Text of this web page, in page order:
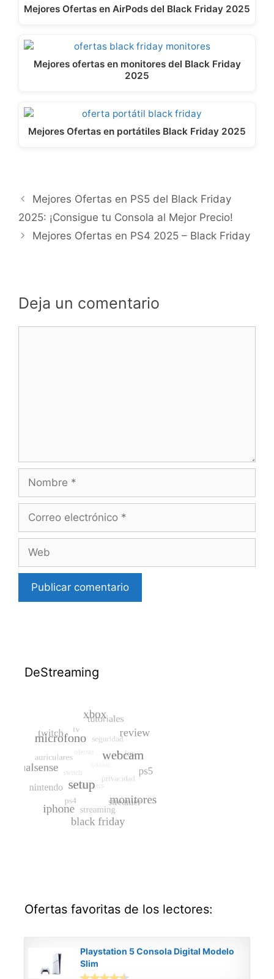
Mejores Ofertas en AirPods del Black Friday 2025
Mejores ofertas en monitores del Black Friday
2025
Mejores Ofertas en portátiles Black Friday 2025
Mejores Ofertas en PS5 del Black Friday
2025: ¡Consigue tu Consola al Mejor Precio!
Mejores Ofertas en PS4 2025 – Black Friday
Deja un comentario
electrónico
DeStreaming
Ofertas favoritas de los lectores:
Playstation 5 Consola Digital Modelo
Slim